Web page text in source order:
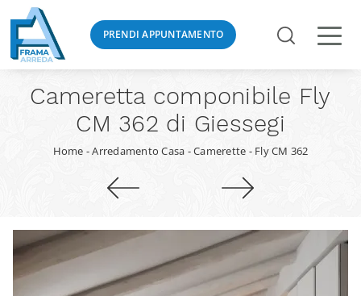
PRENDI APPUNTAMENTO
Cameretta componibile Fly
CM 362 di Giessegi
Home -Arredamento Casa -Camerette - Fly CM 362